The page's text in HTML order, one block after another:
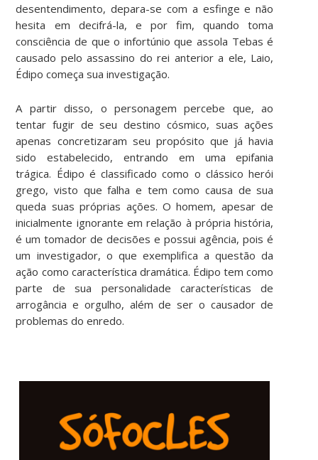
desentendimento, depara-se com a esfinge e não
hesita em decifrá-la, e por fim, quando toma
consciência de que o infortúnio que assola Tebas é
causado pelo assassino do rei anterior a ele, Laio,
Édipo começa sua investigação.
A partir disso, o personagem percebe que, ao
tentar fugir de seu destino cósmico, suas ações
apenas concretizaram seu propósito que já havia
sido estabelecido, entrando em uma epifania
trágica. Édipo é classificado como o clássico herói
grego, visto que falha e tem como causa de sua
queda suas próprias ações. O homem, apesar de
inicialmente ignorante em relação à própria história,
é um tomador de decisões e possui agência, pois é
um investigador, o que exemplifica a questão da
ação como característica dramática. Édipo tem como
parte de sua personalidade características de
arrogância e orgulho, além de ser o causador de
problemas do enredo.